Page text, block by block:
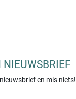
en mis niets!